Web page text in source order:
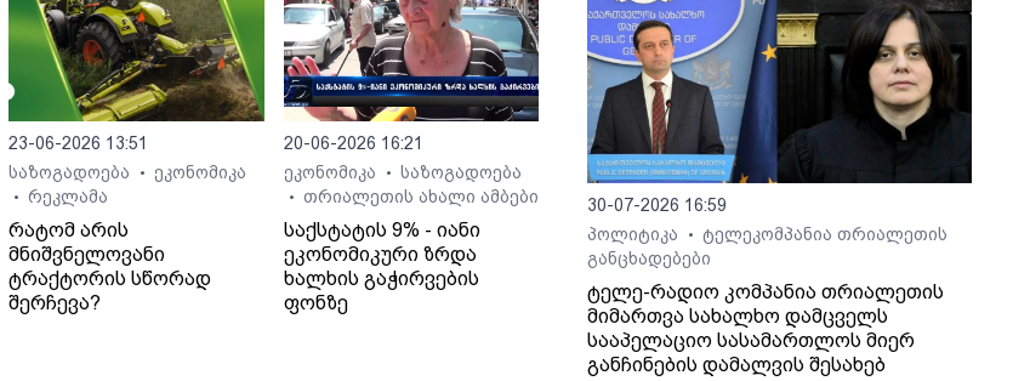
23-06-2026 13:51
საზოგადოება
• ეკონომიკა
• რეკლამა
რატომ არის
მნიშვნელოვანი
ტრაქტორის სწორად
შერჩევა?
20-06-2026 16:21
ეკონომიკა
• საზოგადოება
• თრიალეთის ახალი ამბები
საქსტატის 9% - იანი
ეკონომიკური ზრდა
ხალხის გაჭირვების
ფონზე
30-07-2026 16:59
პოლიტიკა
•
ტელეკომპანია თრიალეთის
განცხადებები
ტელე-რადიო კომპანია თრიალეთის
მიმართვა სახალხო დამცველს
სააპელაციო სასამართლოს მიერ
განჩინების დამალვის შესახებ